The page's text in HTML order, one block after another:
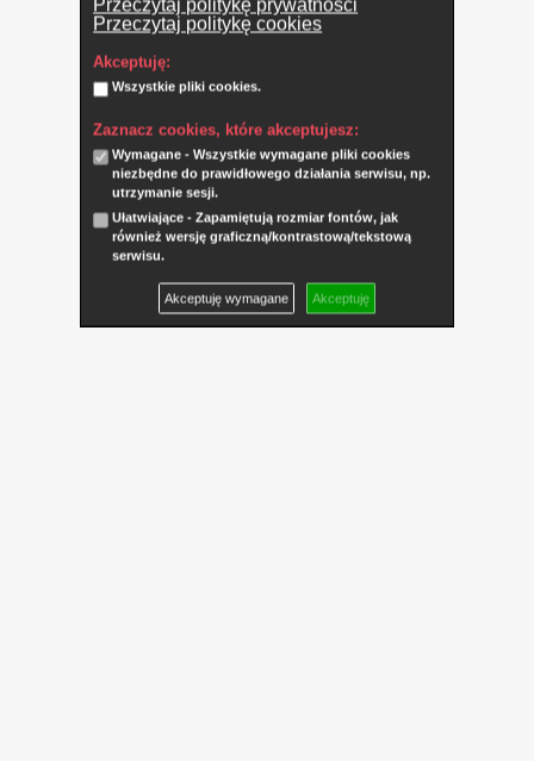
Przeczytaj politykę prywatności
Przeczytaj politykę cookies
Akceptuję:
Wszystkie pliki cookies.
Zaznacz cookies, które akceptujesz:
Wymagane - Wszystkie wymagane pliki cookies
niezbędne do prawidłowego działania serwisu, np.
utrzymanie sesji.
Ułatwiające - Zapamiętują rozmiar fontów, jak
również wersję graficzną/kontrastową/tekstową
serwisu.
Akceptuję wymagane Akceptuję